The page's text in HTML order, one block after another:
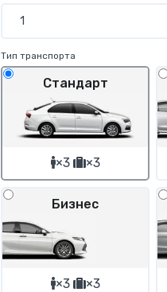
Тип транспорта
Стандарт
×3 ×3
Бизнес
×3 ×3